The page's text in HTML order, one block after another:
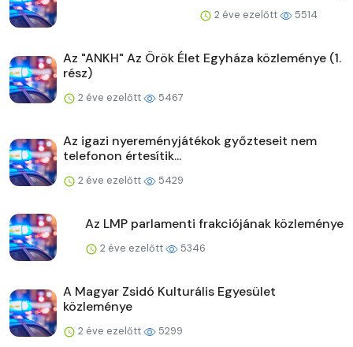
2 éve ezelőtt 5514
Az "ANKH" Az Örök Élet Egyháza közleménye (1.
rész)
2 éve ezelőtt 5467
Az igazi nyereményjátékok győzteseit nem
telefonon értesítik...
2 éve ezelőtt 5429
Az LMP parlamenti frakciójának közleménye
2 éve ezelőtt 5346
A Magyar Zsidó Kulturális Egyesület
közleménye
2 éve ezelőtt 5299